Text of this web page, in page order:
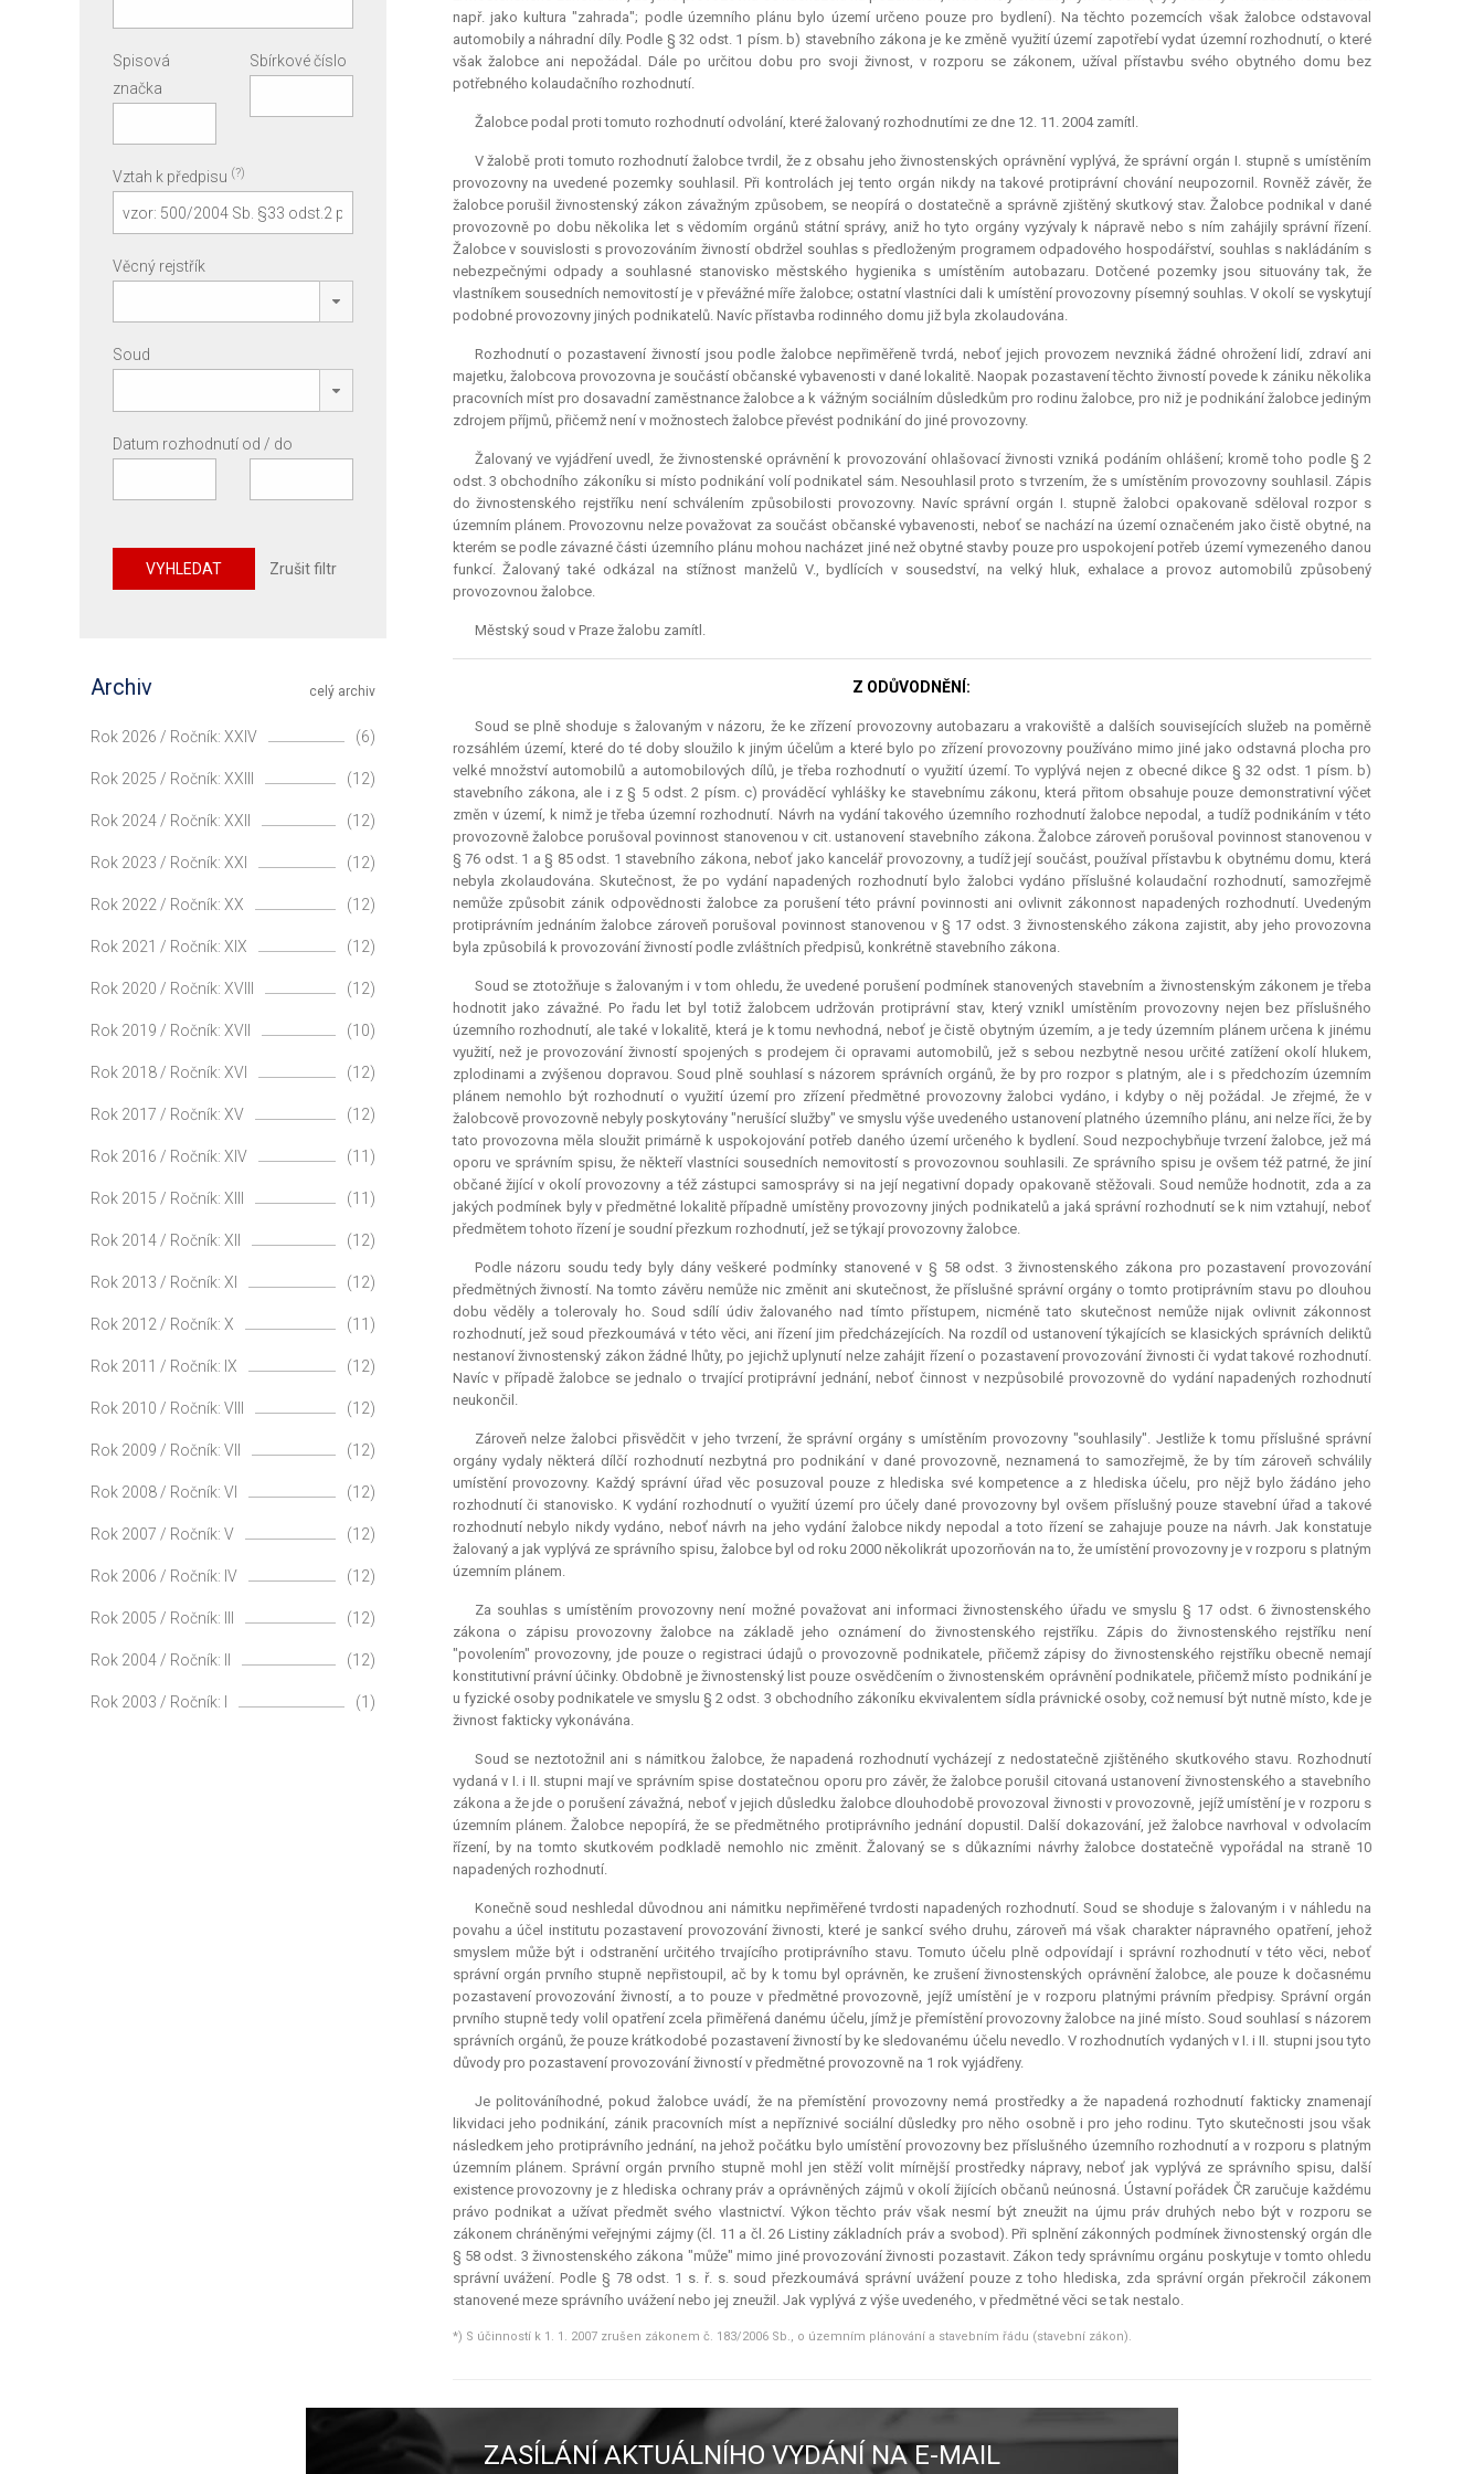
např. jako kultura "zahrada"; podle územního plánu bylo území určeno pouze pro bydlení). Na těchto pozemcích však žalobce odstavoval
automobily a náhradní díly. Podle § 32 odst. 1 písm. b) stavebního zákona je ke změně využití území zapotřebí vydat územní rozhodnutí, o které
však žalobce ani nepožádal. Dále po určitou dobu pro svoji živnost, v rozporu se zákonem, užíval přístavbu svého obytného domu bez
potřebného kolaudačního rozhodnutí.
Žalobce podal proti tomuto rozhodnutí odvolání, které žalovaný rozhodnutími ze dne 12. 11. 2004 zamítl.
V žalobě proti tomuto rozhodnutí žalobce tvrdil, že z obsahu jeho živnostenských oprávnění vyplývá, že správní orgán I. stupně s umístěním
provozovny na uvedené pozemky souhlasil. Při kontrolách jej tento orgán nikdy na takové protiprávní chování neupozornil. Rovněž závěr, že
žalobce porušil živnostenský zákon závažným způsobem, se neopírá o dostatečně a správně zjištěný skutkový stav. Žalobce podnikal v dané
provozovně po dobu několika let s vědomím orgánů státní správy, aniž ho tyto orgány vyzývaly k nápravě nebo s ním zahájily správní řízení.
Žalobce v souvislosti s provozováním živností obdržel souhlas s předloženým programem odpadového hospodářství, souhlas s nakládáním s
nebezpečnými odpady a souhlasné stanovisko městského hygienika s umístěním autobazaru. Dotčené pozemky jsou situovány tak, že
vlastníkem sousedních nemovitostí je v převážné míře žalobce; ostatní vlastníci dali k umístění provozovny písemný souhlas. V okolí se vyskytují
podobné provozovny jiných podnikatelů. Navíc přístavba rodinného domu již byla zkolaudována.
Rozhodnutí o pozastavení živností jsou podle žalobce nepřiměřeně tvrdá, neboť jejich provozem nevzniká žádné ohrožení lidí, zdraví ani
majetku, žalobcova provozovna je součástí občanské vybavenosti v dané lokalitě. Naopak pozastavení těchto živností povede k zániku několika
pracovních míst pro dosavadní zaměstnance žalobce a k vážným sociálním důsledkům pro rodinu žalobce, pro niž je podnikání žalobce jediným
zdrojem příjmů, přičemž není v možnostech žalobce převést podnikání do jiné provozovny.
Žalovaný ve vyjádření uvedl, že živnostenské oprávnění k provozování ohlašovací živnosti vzniká podáním ohlášení; kromě toho podle § 2
odst. 3 obchodního zákoníku si místo podnikání volí podnikatel sám. Nesouhlasil proto s tvrzením, že s umístěním provozovny souhlasil. Zápis
do živnostenského rejstříku není schválením způsobilosti provozovny. Navíc správní orgán I. stupně žalobci opakovaně sděloval rozpor s
územním plánem. Provozovnu nelze považovat za součást občanské vybavenosti, neboť se nachází na území označeném jako čistě obytné, na
kterém se podle závazné části územního plánu mohou nacházet jiné než obytné stavby pouze pro uspokojení potřeb území vymezeného danou
funkcí. Žalovaný také odkázal na stížnost manželů V., bydlících v sousedství, na velký hluk, exhalace a provoz automobilů způsobený
provozovnou žalobce.
Městský soud v Praze žalobu zamítl.
Z ODŮVODNĚNÍ:
Soud se plně shoduje s žalovaným v názoru, že ke zřízení provozovny autobazaru a vrakoviště a dalších souvisejících služeb na poměrně
rozsáhlém území, které do té doby sloužilo k jiným účelům a které bylo po zřízení provozovny používáno mimo jiné jako odstavná plocha pro
velké množství automobilů a automobilových dílů, je třeba rozhodnutí o využití území. To vyplývá nejen z obecné dikce § 32 odst. 1 písm. b)
stavebního zákona, ale i z § 5 odst. 2 písm. c) prováděcí vyhlášky ke stavebnímu zákonu, která přitom obsahuje pouze demonstrativní výčet
změn v území, k nimž je třeba územní rozhodnutí. Návrh na vydání takového územního rozhodnutí žalobce nepodal, a tudíž podnikáním v této
provozovně žalobce porušoval povinnost stanovenou v cit. ustanovení stavebního zákona. Žalobce zároveň porušoval povinnost stanovenou v
§ 76 odst. 1 a § 85 odst. 1 stavebního zákona, neboť jako kancelář provozovny, a tudíž její součást, používal přístavbu k obytnému domu, která
nebyla zkolaudována. Skutečnost, že po vydání napadených rozhodnutí bylo žalobci vydáno příslušné kolaudační rozhodnutí, samozřejmě
nemůže způsobit zánik odpovědnosti žalobce za porušení této právní povinnosti ani ovlivnit zákonnost napadených rozhodnutí. Uvedeným
protiprávním jednáním žalobce zároveň porušoval povinnost stanovenou v § 17 odst. 3 živnostenského zákona zajistit, aby jeho provozovna
byla způsobilá k provozování živností podle zvláštních předpisů, konkrétně stavebního zákona.
Soud se ztotožňuje s žalovaným i v tom ohledu, že uvedené porušení podmínek stanovených stavebním a živnostenským zákonem je třeba
hodnotit jako závažné. Po řadu let byl totiž žalobcem udržován protiprávní stav, který vznikl umístěním provozovny nejen bez příslušného
územního rozhodnutí, ale také v lokalitě, která je k tomu nevhodná, neboť je čistě obytným územím, a je tedy územním plánem určena k jinému
využití, než je provozování živností spojených s prodejem či opravami automobilů, jež s sebou nezbytně nesou určité zatížení okolí hlukem,
zplodinami a zvýšenou dopravou. Soud plně souhlasí s názorem správních orgánů, že by pro rozpor s platným, ale i s předchozím územním
plánem nemohlo být rozhodnutí o využití území pro zřízení předmětné provozovny žalobci vydáno, i kdyby o něj požádal. Je zřejmé, že v
žalobcově provozovně nebyly poskytovány "nerušící služby" ve smyslu výše uvedeného ustanovení platného územního plánu, ani nelze říci, že by
tato provozovna měla sloužit primárně k uspokojování potřeb daného území určeného k bydlení. Soud nezpochybňuje tvrzení žalobce, jež má
oporu ve správním spisu, že někteří vlastníci sousedních nemovitostí s provozovnou souhlasili. Ze správního spisu je ovšem též patrné, že jiní
občané žijící v okolí provozovny a též zástupci samosprávy si na její negativní dopady opakovaně stěžovali. Soud nemůže hodnotit, zda a za
jakých podmínek byly v předmětné lokalitě případně umístěny provozovny jiných podnikatelů a jaká správní rozhodnutí se k nim vztahují, neboť
předmětem tohoto řízení je soudní přezkum rozhodnutí, jež se týkají provozovny žalobce.
Podle názoru soudu tedy byly dány veškeré podmínky stanovené v § 58 odst. 3 živnostenského zákona pro pozastavení provozování
předmětných živností. Na tomto závěru nemůže nic změnit ani skutečnost, že příslušné správní orgány o tomto protiprávním stavu po dlouhou
dobu věděly a tolerovaly ho. Soud sdílí údiv žalovaného nad tímto přístupem, nicméně tato skutečnost nemůže nijak ovlivnit zákonnost
rozhodnutí, jež soud přezkoumává v této věci, ani řízení jim předcházejících. Na rozdíl od ustanovení týkajících se klasických správních deliktů
nestanoví živnostenský zákon žádné lhůty, po jejichž uplynutí nelze zahájit řízení o pozastavení provozování živnosti či vydat takové rozhodnutí.
Navíc v případě žalobce se jednalo o trvající protiprávní jednání, neboť činnost v nezpůsobilé provozovně do vydání napadených rozhodnutí
neukončil.
Zároveň nelze žalobci přisvědčit v jeho tvrzení, že správní orgány s umístěním provozovny "souhlasily". Jestliže k tomu příslušné správní
orgány vydaly některá dílčí rozhodnutí nezbytná pro podnikání v dané provozovně, neznamená to samozřejmě, že by tím zároveň schválily
umístění provozovny. Každý správní úřad věc posuzoval pouze z hlediska své kompetence a z hlediska účelu, pro nějž bylo žádáno jeho
rozhodnutí či stanovisko. K vydání rozhodnutí o využití území pro účely dané provozovny byl ovšem příslušný pouze stavební úřad a takové
rozhodnutí nebylo nikdy vydáno, neboť návrh na jeho vydání žalobce nikdy nepodal a toto řízení se zahajuje pouze na návrh. Jak konstatuje
žalovaný a jak vyplývá ze správního spisu, žalobce byl od roku 2000 několikrát upozorňován na to, že umístění provozovny je v rozporu s platným
územním plánem.
Za souhlas s umístěním provozovny není možné považovat ani informaci živnostenského úřadu ve smyslu § 17 odst. 6 živnostenského
zákona o zápisu provozovny žalobce na základě jeho oznámení do živnostenského rejstříku. Zápis do živnostenského rejstříku není
"povolením" provozovny, jde pouze o registraci údajů o provozovně podnikatele, přičemž zápisy do živnostenského rejstříku obecně nemají
konstitutivníprávní účinky. Obdobně je živnostenský list pouze osvědčením o živnostenském oprávnění podnikatele, přičemž místo podnikání je
u fyzické osoby podnikatele ve smyslu § 2 odst. 3 obchodního zákoníku ekvivalentem sídla právnické osoby, což nemusí být nutně místo, kde je
živnost fakticky vykonávána.
Soud se neztotožnil ani s námitkou žalobce, že napadená rozhodnutí vycházejí z nedostatečně zjištěného skutkového stavu. Rozhodnutí
vydaná v I. i II. stupni mají ve správním spise dostatečnou oporu pro závěr, že žalobce porušil citovaná ustanovení živnostenského a stavebního
zákona a že jde o porušení závažná, neboť v jejich důsledku žalobce dlouhodobě provozoval živnosti v provozovně, jejíž umístění je v rozporu s
územním plánem. Žalobce nepopírá, že se předmětného protiprávního jednání dopustil. Další dokazování, jež žalobce navrhoval v odvolacím
řízení, by na tomto skutkovém podkladě nemohlo nic změnit. Žalovaný se s důkazními návrhy žalobce dostatečně vypořádal na straně 10
napadených rozhodnutí.
Konečně soud neshledal důvodnou ani námitku nepřiměřené tvrdosti napadených rozhodnutí. Soud se shoduje s žalovaným i v náhledu na
povahu a účel institutu pozastavení provozování živnosti, které je sankcí svého druhu, zároveň má však charakter nápravného opatření, jehož
smyslem může být i odstranění určitého trvajícího protiprávního stavu. Tomuto účelu plně odpovídají i správní rozhodnutí v této věci, neboť
správní orgán prvního stupně nepřistoupil, ač by k tomu byl oprávněn, ke zrušení živnostenských oprávnění žalobce, ale pouze k dočasnému
pozastavení provozování živností, a to pouze v předmětné provozovně, jejíž umístění je v rozporu platnými právním předpisy. Správní orgán
prvního stupně tedy volil opatření zcela přiměřená danému účelu, jímž je přemístění provozovny žalobce na jiné místo. Soud souhlasí s názorem
správních orgánů, že pouze krátkodobé pozastavení živností by ke sledovanému účelu nevedlo. V rozhodnutích vydaných v I. i II. stupni jsou tyto
důvody pro pozastavení provozování živností v předmětné provozovně na 1 rok vyjádřeny.
Je politováníhodné, pokud žalobce uvádí, že na přemístění provozovny nemá prostředky a že napadená rozhodnutí fakticky znamenají
likvidaci jeho podnikání, zánik pracovních míst a nepříznivé sociální důsledky pro něho osobně i pro jeho rodinu. Tyto skutečnosti jsou však
následkem jeho protiprávního jednání, na jehož počátku bylo umístění provozovny bez příslušného územního rozhodnutí a v rozporu s platným
územním plánem. Správní orgán prvního stupně mohl jen stěží volit mírnější prostředky nápravy, neboť jak vyplývá ze správního spisu, další
existence provozovny je z hlediska ochrany práv a oprávněných zájmů v okolí žijících občanů neúnosná. Ústavní pořádek ČR zaručuje každému
právo podnikat a užívat předmět svého vlastnictví. Výkon těchto práv však nesmí být zneužit na újmu práv druhých nebo být v rozporu se
zákonem chráněnými veřejnými zájmy (čl. 11 a čl. 26 Listiny základních práv a svobod). Při splnění zákonných podmínek živnostenský orgán dle
§ 58 odst. 3 živnostenského zákona "může" mimo jiné provozování živnosti pozastavit. Zákon tedy správnímu orgánu poskytuje v tomto ohledu
správní uvážení. Podle § 78 odst. 1 s. ř. s. soud přezkoumává správní uvážení pouze z toho hlediska, zda správní orgán překročil zákonem
stanovené meze správního uvážení nebo jej zneužil. Jak vyplývá z výše uvedeného, v předmětné věci se tak nestalo.
*) S účinností k 1. 1. 2007 zrušen zákonem č. 183/2006 Sb., o územním plánování a stavebním řádu (stavební zákon).
Spisová
značka
Sbírkové číslo
Vztah k předpisu (?)
Věcný rejstřík
Soud
Datum rozhodnutí od / do
VYHLEDAT Zrušit filtr
celý archiv
Archiv
Rok 2026 / Ročník: XXIV (6)
Rok 2025 / Ročník: XXIII (12)
Rok 2024 / Ročník: XXII (12)
Rok 2023 / Ročník: XXI (12)
Rok 2022 / Ročník: XX (12)
Rok 2021 / Ročník: XIX (12)
Rok 2020 / Ročník: XVIII (12)
Rok 2019 / Ročník: XVII (10)
Rok 2018 / Ročník: XVI (12)
Rok 2017 / Ročník: XV (12)
Rok 2016 / Ročník: XIV (11)
Rok 2015 / Ročník: XIII (11)
Rok 2014 / Ročník: XII (12)
Rok 2013 / Ročník: XI (12)
Rok 2012 / Ročník: X (11)
Rok 2011 / Ročník: IX (12)
Rok 2010 / Ročník: VIII (12)
Rok 2009 / Ročník: VII (12)
Rok 2008 / Ročník: VI (12)
Rok 2007 / Ročník: V (12)
Rok 2006 / Ročník: IV (12)
Rok 2005 / Ročník: III (12)
Rok 2004 / Ročník: II (12)
Rok 2003 / Ročník: I (1)
ZASÍLÁNÍ AKTUÁLNÍHO VYDÁNÍ NA E-MAIL